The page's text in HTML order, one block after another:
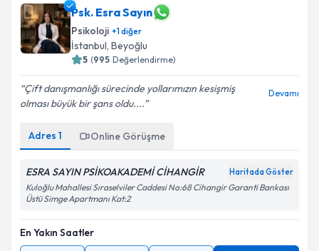
Psk. Esra Sayın
Psikoloji +1diğer
İstanbul, Beyoğlu
5 (995 Değerlendirme)
Çift danışmanlığı sürecinde yollarımızın kesişmiş
olması büyük bir şans oldu....
Devamı
Adres 1 Online Görüşme
ESRA SAYIN PSİKOAKADEMİ CİHANGİR Haritada Göster
Kuloğlu Mahallesi Sıraselviler Caddesi No:68 Cihangir Garanti Bankası
Üstü Simge Apartmanı Kat:2
En Yakın Saatler